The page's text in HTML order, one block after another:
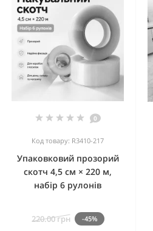
0
Код товару: R3410-217
Упаковковий прозорий
скотч 4,5 см × 220 м,
набір 6 рулонів
220.00 грн -45%